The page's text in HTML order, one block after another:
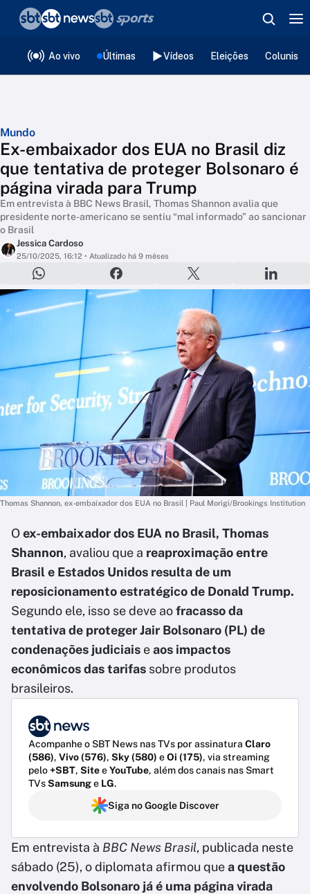
Ao vivo Últimas Vídeos Eleições
Mundo
Ex-embaixador dos EUA no Brasil diz
que tentativa de proteger Bolsonaro é
página virada para Trump
Em entrevista à BBC News Brasil, Thomas Shannon avalia que
presidente norte-americano se sentiu “mal informado” ao sancionar
o Brasil
Jessica Cardoso
25/10/2025, 16:12 • Atualizado há 9 mêses
Thomas Shannon, ex-embaixador dos EUA no Brasil | Paul Morigi/Brookings Institution
Oex-embaixador dos EUA no Brasil, Thomas
Shannon, avaliou que a reaproximação entre
Brasil e Estados Unidos resulta de um
reposicionamento estratégico de Donald Trump.
Segundo ele, isso se deve aofracasso da
tentativa de proteger Jair Bolsonaro (PL) de
condenações judiciais eaos impactos
econômicos das tarifas sobre produtos
brasileiros.
Acompanhe o SBT News nas TVs por assinatura Claro
(586), Vivo (576), Sky (580) eOi (175), via streaming
pelo+SBT, SiteeYouTube, além dos canais nas Smart
TVsSamsunge LG.
Siga no Google Discover
Em entrevista à BBC News Brasil, publicada neste
sábado (25), o diplomata afirmou quea questão
envolvendo Bolsonaro já é uma página virada
❮voltar
Editorias